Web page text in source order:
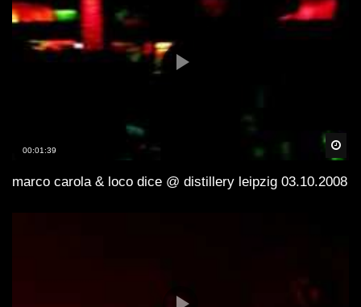
00:01:39
marco carola & loco dice @ distillery leipzig 03.10.2008